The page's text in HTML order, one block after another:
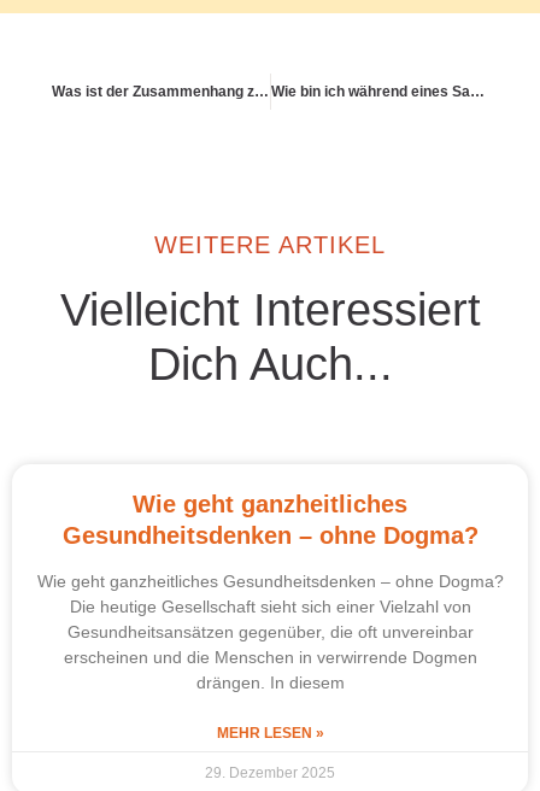
Was ist der Zusammenhang zwischen Lebensstil und Krankheitskosten? Wie bin ich während eines Sabbaticals versichert?
WEITERE ARTIKEL
Vielleicht Interessiert
Dich Auch...
Wie geht ganzheitliches
Gesundheitsdenken – ohne Dogma?
Wie geht ganzheitliches Gesundheitsdenken – ohne Dogma?
Die heutige Gesellschaft sieht sich einer Vielzahl von
Gesundheitsansätzen gegenüber, die oft unvereinbar
erscheinen und die Menschen in verwirrende Dogmen
drängen. In diesem
MEHR LESEN »
29. Dezember 2025